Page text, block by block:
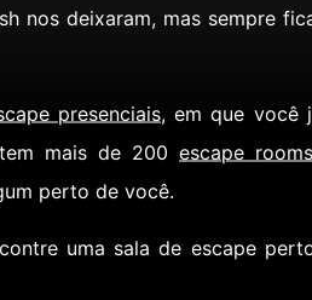
nos deixaram, mas sempre
presenciais, em que você
mais de 200 escape
perto de você.
uma sala de escape
direito.
a tocha e pegue-a.
a tocha no suporte na parede (à
de terra e pegue a PONTA DE
a ARANHA.